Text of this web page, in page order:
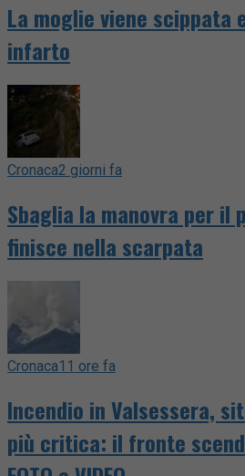
La moglie viene scippata
infarto
Cronaca2 giorni fa
Sbaglia la manovra per il
finisce nella scarpata
Cronaca11 ore fa
Incendio in Valsessera,
più critica: il fronte